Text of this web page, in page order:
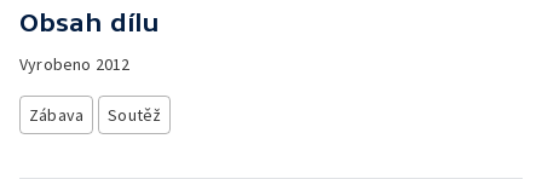
Obsah dílu
Vyrobeno 2012
Zábava Soutěž